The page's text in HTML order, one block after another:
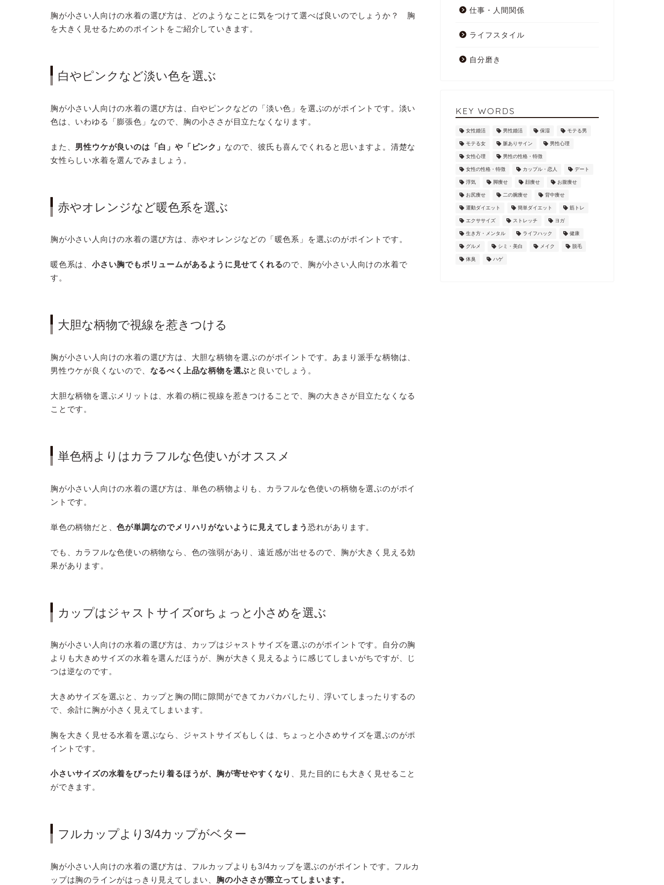
胸が小さい人向けの水着の選び方は、どのようなことに気をつけて選べば良いのでしょうか？ 胸
を大きく見せるためのポイントをご紹介していきます。
白やピンクなど淡い色を選ぶ
胸が小さい人向けの水着の選び方は、白やピンクなどの「淡い色」を選ぶのがポイントです。淡い
色は、いわゆる「膨張色」なので、胸の小ささが目立たなくなります。
また、 男性ウケが良いのは「白」や「ピンク」 なので、彼氏も喜んでくれると思いますよ。清楚な
女性らしい水着を選んでみましょう。
赤やオレンジなど暖色系を選ぶ
胸が小さい人向けの水着の選び方は、赤やオレンジなどの「暖色系」を選ぶのがポイントです。
暖色系は、 小さい胸でもボリュームがあるように見せてくれるので、胸が小さい人向けの水着で
す。
大胆な柄物で視線を惹きつける
胸が小さい人向けの水着の選び方は、大胆な柄物を選ぶのがポイントです。あまり派手な柄物は、
男性ウケが良くないので、 なるべく上品な柄物を選ぶと良いでしょう。
大胆な柄物を選ぶメリットは、水着の柄に視線を惹きつけることで、胸の大きさが目立たなくなる
ことです。
単色柄よりはカラフルな色使いがオススメ
胸が小さい人向けの水着の選び方は、単色の柄物よりも、カラフルな色使いの柄物を選ぶのがポイ
ントです。
単色の柄物だと、色が単調なのでメリハリがないように見えてしまう 恐れがあります。
でも、カラフルな色使いの柄物なら、色の強弱があり、遠近感が出せるので、胸が大きく見える効
果があります。
カップはジャストサイズorちょっと小さめを選ぶ
胸が小さい人向けの水着の選び方は、カップはジャストサイズを選ぶのがポイントです。自分の胸
よりも大きめサイズの水着を選んだほうが、胸が大きく見えるように感じてしまいがちですが、じ
つは逆なのです。
大きめサイズを選ぶと、カップと胸の間に隙間ができてカパカパしたり、浮いてしまったりするの
で、余計に胸が小さく見えてしまいます。
胸を大きく見せる水着を選ぶなら、ジャストサイズもしくは、ちょっと小さめサイズを選ぶのがポ
イントです。
小さいサイズの水着をぴったり着るほうが、胸が寄せやすくなり
、見た目的にも大きく見せること
ができます。
フルカップより3/4カップがベター
胸が小さい人向けの水着の選び方は、フルカップよりも3/4カップを選ぶのがポイントです。フルカ
ップは胸のラインがはっきり見えてしまい、 胸の小ささが際立ってしまいます。
仕事・人間関係
ライフスタイル
自分磨き
KEY WORDS
女性婚活 男性婚活 保湿 モテる男
モテる女 脈ありサイン 男性心理
女性心理 男性の性格・特徴
女性の性格・特徴 カップル・恋人 デート
浮気 脚痩せ 顔痩せ お腹痩せ
お尻痩せ 二の腕痩せ 背中痩せ
運動ダイエット 簡単ダイエット 筋トレ
エクササイズ ストレッチ ヨガ
生き方・メンタル ライフハック 健康
グルメ シミ・美白 メイク 脱毛
体臭 ハゲ